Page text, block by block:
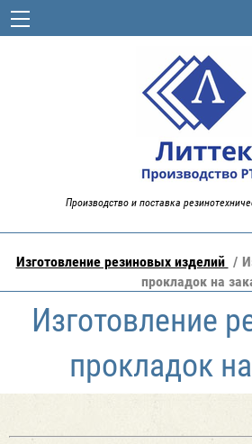
Производство и поставка
Изготовление резиновых изделий
прокладок на
Изготовление
прокладок